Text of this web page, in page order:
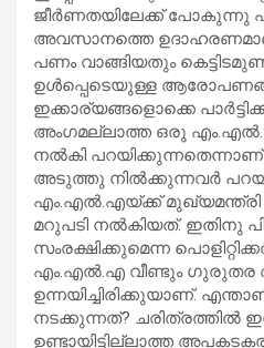
ജീര്‍ണതയിലേക്ക് പോകുന്നു
അവസാനത്തെ
പണം വാങ്ങിയതും
ഉള്‍പ്പെടെയുള്ള
ഇക്കാര്യങ്ങളൊക്കെ
അംഗമല്ലാത്ത ഒരു
നല്‍കി
അടുത്തു നില്‍ക്കുന്നവര്‍
എം.എല്‍.എയ്ക്ക്
മറുപടി നല്‍കിയത്. ഇതിനു
സംരക്ഷിക്കുമെന്ന
എം.എല്‍.എ വീണ്ടും
ഉന്നയിച്ചിരിക്കുയാണ്.
നടക്കുന്നത്? ചരിത്രത്തില്‍
ഉണ്ടായിട്ടില്ലാത്ത